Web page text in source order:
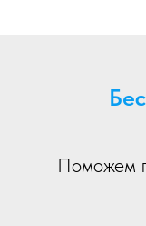
Поможем